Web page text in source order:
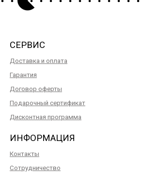
СЕРВИС
Доставка и оплата
Гарантия
Договор оферты
Подарочный сертификат
Дисконтная программа
ИНФОРМАЦИЯ
Контакты
Сотрудничество